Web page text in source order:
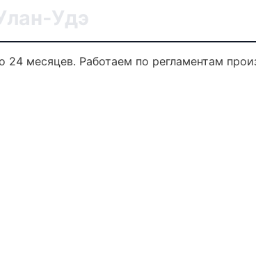
Удэ
24 месяцев. Работаем по регламентам